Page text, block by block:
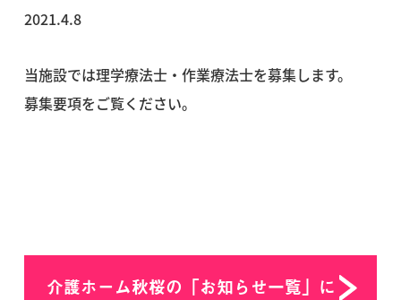
2021.4.8
当施設では理学療法士・作業療法士を募集します。
募集要項をご覧ください。
介護ホーム秋桜の「お知らせ一覧」に